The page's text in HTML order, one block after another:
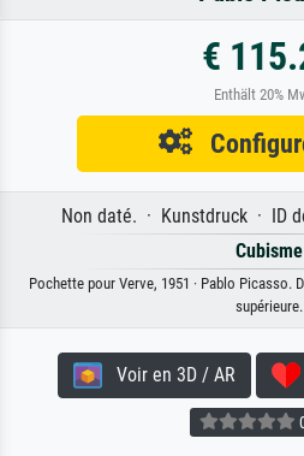
€
Enthält 20%
Non daté. · Kunstdruck · ID
Cubisme
Pochette pour Verve, 1951 · Pablo Picasso.
supérieure.
Voir en 3D / AR